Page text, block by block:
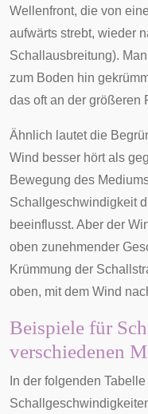
Wellenfront, die von
aufwärts strebt, wieder
Schallausbreitung).
zum Boden hin
das oft an der größeren
Ähnlich lautet die
Wind besser hört als
Bewegung des
Schallgeschwindigkeit
beeinflusst. Aber der
oben zunehmender
Krümmung der
oben, mit dem Wind
Beispiele für
verschiedenen
In der folgenden